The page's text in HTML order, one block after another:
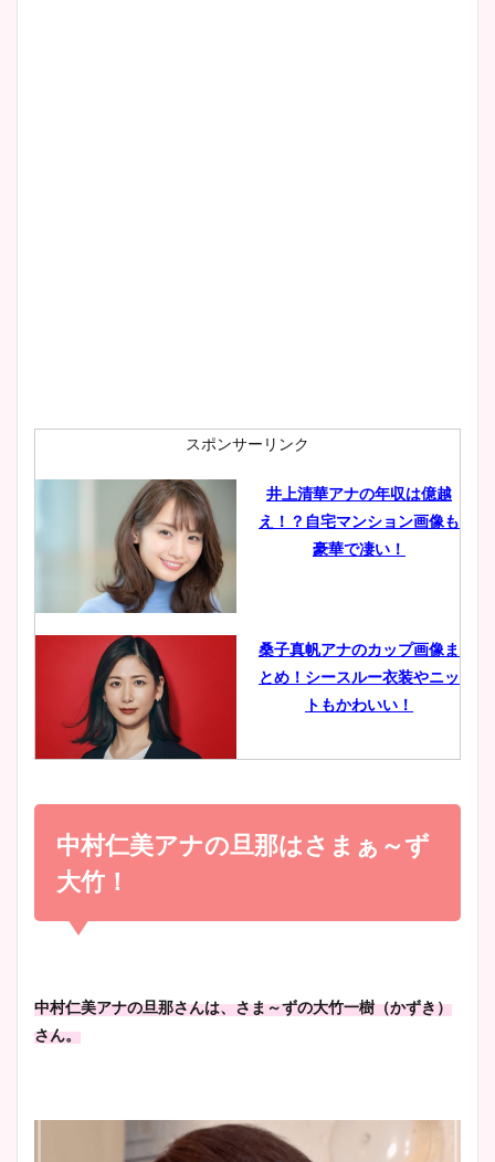
肉も凄い！
鈴木唯の太ってた時の体重が
ヤバすぎww原因や痩せたダ
豊島実季アナのカップ画像ま
とめ！美脚や水着姿に年齢も
宇賀神メグアナのニット画像
池谷実悠アナのメガネ画像が
スポンサーリンク
井上清華アナの年収は億越
え！？自宅マンション画像も
豪華で凄い！
桑子真帆アナのカップ画像ま
とめ！シースルー衣装やニッ
トもかわいい！
小室瑛莉子のカップ画像まと
め！足が美脚でニット衣装も
かわいい！
wikiプロフもチェック！
大家彩香アナのかわいいカッ
プ画像まとめ！同期や実家に
中村仁美アナの旦那はさまぁ～ず
大竹！
中村仁美アナの旦那さんは、さま～ずの大竹一樹（かずき）
さん。